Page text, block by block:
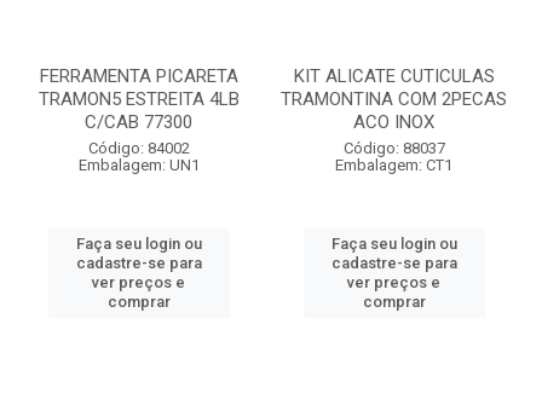
FERRAMENTA PICARETA
TRAMON5 ESTREITA 4LB
C/CAB 77300
Código: 84002
Embalagem: UN1
Faça seu login ou
cadastre-se para
ver preços e
comprar
KIT ALICATE CUTICULAS
TRAMONTINA COM 2PECAS
ACO INOX
Código: 88037
Embalagem: CT1
Faça seu login ou
cadastre-se para
ver preços e
comprar